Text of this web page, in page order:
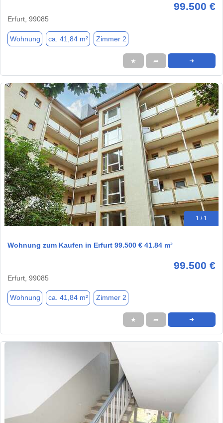
99.500 €
Erfurt, 99085
Wohnung ca. 41,84 m² Zimmer 2
★ ➦ ➜
1 / 1
Wohnung zum Kaufen in Erfurt 99.500 € 41.84 m²
99.500 €
Erfurt, 99085
Wohnung ca. 41,84 m² Zimmer 2
★ ➦ ➜